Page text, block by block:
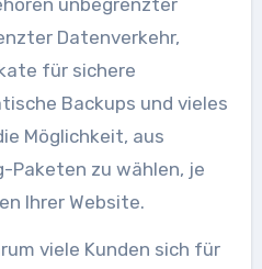
Datenverkehr,
für sichere
Backups und vieles
Möglichkeit, aus
Paketen zu wählen, je
Ihrer Website.
viele Kunden sich für